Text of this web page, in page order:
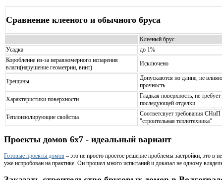
Сравнение клееного и обычного бруса
Клееный брус
Усадка
до 1%
Коробление из-за неравномерного испарения
влаги(нарушение геометрии, винт)
Исключено
Трещины
Допускаются по длине, не
прочность
Характеристики поверхности
Гладкая поверхность, не требует
последующей отделки
Теплоизолирующие свойства
Соответсвует требования
"строительная теплотехника"
Проекты домов 6х7 - идеальный вариант
Готовые проекты домов – это не просто простое решение проблемы застройки, это в
уже испробован на практике. Он прошел много испытаний и доказал не одному